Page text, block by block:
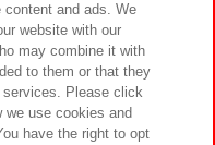
サイトポリシー
and ads. We
website with our
may combine it with
to them or that they
services. Please click
we use cookies and
have the right to opt